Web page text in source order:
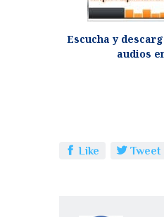
Escucha y
audios
Like Tweet